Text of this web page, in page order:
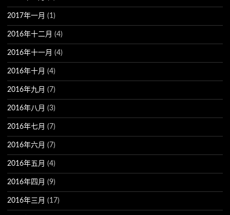
2017年一月 (1)
2016年十二月 (4)
2016年十一月 (4)
2016年十月 (4)
2016年九月 (7)
2016年八月 (3)
2016年七月 (7)
2016年六月 (7)
2016年五月 (4)
2016年四月 (9)
2016年三月 (17)